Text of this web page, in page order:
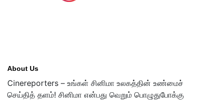
About Us
Cinereporters – உங்கள் சினிமா உலகத்தின் உண்மைச்
செய்தித் தளம்! சினிமா என்பது வெறும் பொழுதுபோக்கு